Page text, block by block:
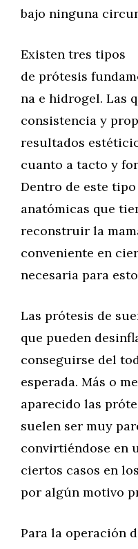
bajo ninguna
Existen tres tipos
de prótesis
na e hidrogel. Las
consistencia y
resultados
cuanto a tacto y
Dentro de este
anatómicas que
reconstruir la
conveniente en
necesaria para
Las prótesis de
que pueden
conseguirse del
esperada. Más o
aparecido las
suelen ser muy
convirtiéndose en
ciertos casos en
por algún motivo
Para la operación